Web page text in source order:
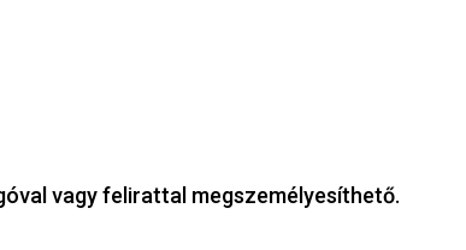
vagy felirattal megszemélyesíthető.